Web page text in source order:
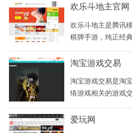
的四种职业、持续
pvp模式及丰富的
造真实的战争场景
欢乐斗地主官网
欢乐斗地主是腾讯
棋牌手游，纯正经
戏玩家同桌竞技，
淘宝游戏交易
淘宝游戏交易是淘
络游戏相关的游戏
游戏交易中心里应
爱玩网